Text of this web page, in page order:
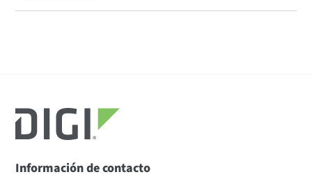
Información de contacto